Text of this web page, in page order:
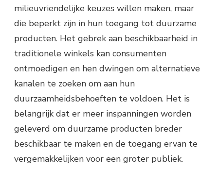
milieuvriendelijke keuzes willen maken, maar
die beperkt zijn in hun toegang tot duurzame
producten. Het gebrek aan beschikbaarheid in
traditionele winkels kan consumenten
ontmoedigen en hen dwingen om alternatieve
kanalen te zoeken om aan hun
duurzaamheidsbehoeften te voldoen. Het is
belangrijk dat er meer inspanningen worden
geleverd om duurzame producten breder
beschikbaar te maken en de toegang ervan te
vergemakkelijken voor een groter publiek.